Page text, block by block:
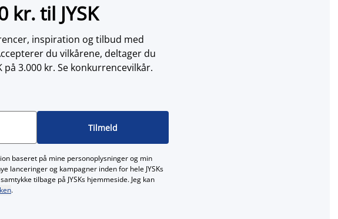
til JYSK
inspiration og tilbud med
du vilkårene, deltager du
3.000 kr. Se konkurrencevilkår.
Tilmeld
baseret på mine personoplysninger og min
lanceringer og kampagner inden for hele JYSKs
tilbage på JYSKs hjemmeside. Jeg kan
.